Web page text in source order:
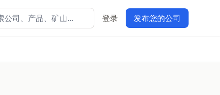
登录 发布您的公司